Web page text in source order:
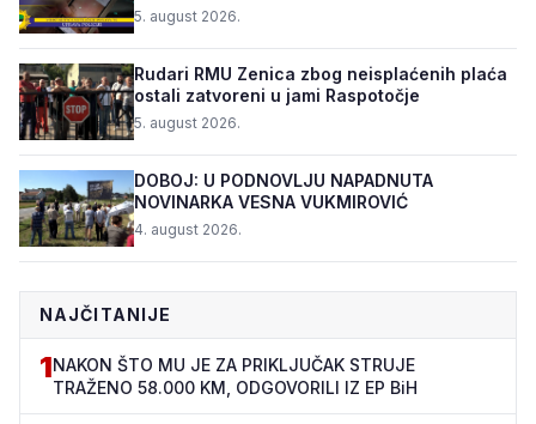
5. august 2026.
Rudari RMU Zenica zbog neisplaćenih plaća
ostali zatvoreni u jami Raspotočje
5. august 2026.
DOBOJ: U PODNOVLJU NAPADNUTA
NOVINARKA VESNA VUKMIROVIĆ
4. august 2026.
NAJČITANIJE
1NAKON ŠTO MU JE ZA PRIKLJUČAK STRUJE
TRAŽENO 58.000 KM, ODGOVORILI IZ EP BiH